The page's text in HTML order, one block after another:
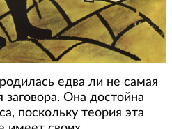
родилась едва ли не самая
заговора. Она достойна
поскольку теория эта